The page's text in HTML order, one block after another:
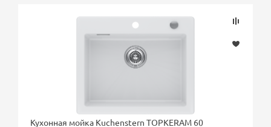
Кухонная мойка Kuchenstern TOPKERAM 60